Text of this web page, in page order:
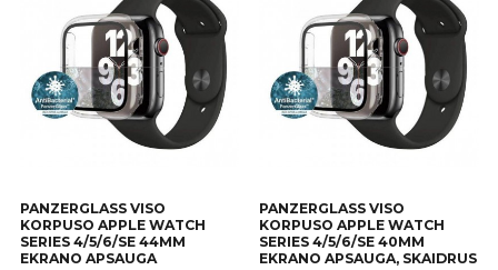
PANZERGLASS VISO
KORPUSO APPLE WATCH
SERIES 4/5/6/SE 44MM
EKRANO APSAUGA
PANZERGLASS VISO
KORPUSO APPLE WATCH
SERIES 4/5/6/SE 40MM
EKRANO APSAUGA, SKAIDRUS